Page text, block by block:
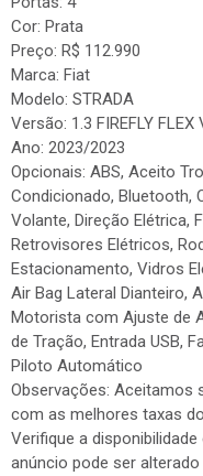
Cor: Prata
Preço: R$ 112.990
Marca: Fiat
Modelo: STRADA
Versão: 1.3 FIREFLY FLEX
Ano: 2023/2023
Opcionais: ABS, Aceito
Condicionado, Bluetooth,
Volante, Direção Elétrica,
Retrovisores Elétricos,
Estacionamento, Vidros
Air Bag Lateral Dianteiro,
Motorista com Ajuste de
de Tração, Entrada USB,
Piloto Automático
Observações: Aceitamos
com as melhores taxas
Verifique a
anúncio pode ser